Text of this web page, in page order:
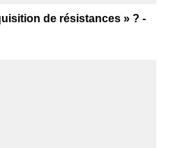
de résistances » ? -